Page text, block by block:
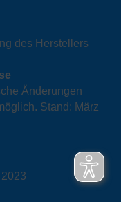
des Herstellers
Änderungen
Stand: März